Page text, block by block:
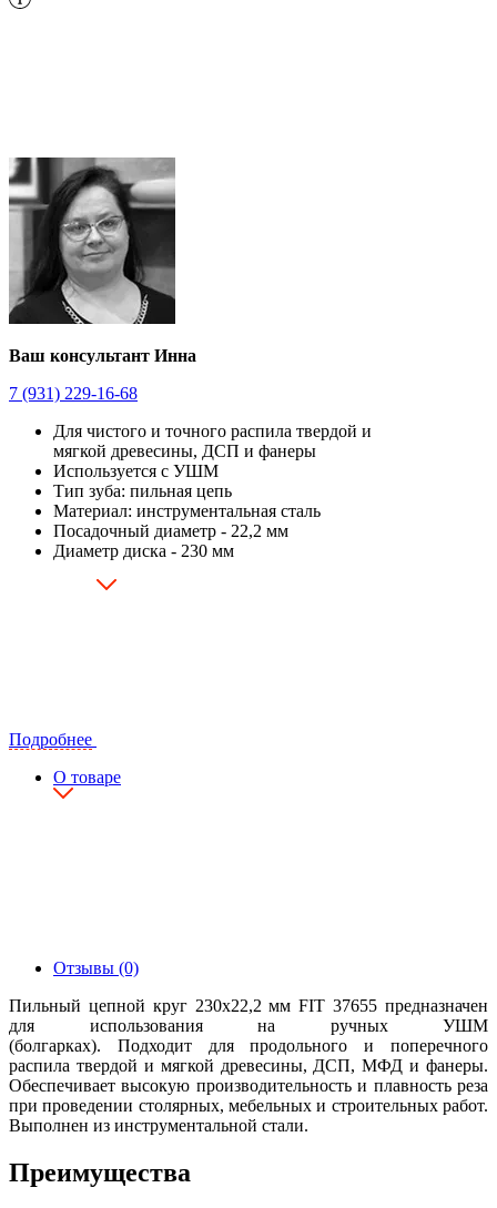
Ваш консультант Инна
7 (931) 229-16-68
Для чистого и точного распила твердой и
мягкой древесины, ДСП и фанеры
Используется с УШМ
Тип зуба: пильная цепь
Материал: инструментальная сталь
Посадочный диаметр - 22,2 мм
Диаметр диска - 230 мм
Подробнее
О товаре
Отзывы (0)
Пильный цепной круг 230х22,2 мм FIT 37655 предназначен
для использования на ручных УШМ
(болгарках). Подходит для продольного и поперечного
распила твердой и мягкой древесины, ДСП, МФД и фанеры.
Обеспечивает высокую производительность и плавность реза
при проведении столярных, мебельных и строительных работ.
Выполнен из инструментальной стали.
Преимущества